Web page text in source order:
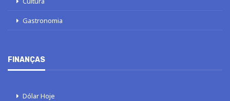
Gastronomia
FINANÇAS
Dólar Hoje